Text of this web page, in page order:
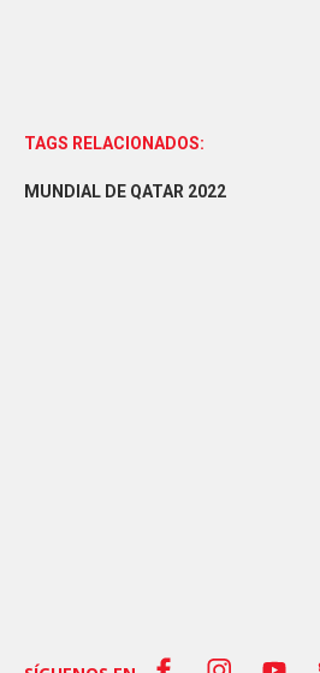
TAGS RELACIONADOS:
MUNDIAL DE QATAR 2022